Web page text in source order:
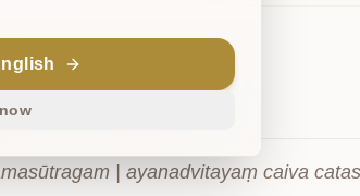
चैव
| ayanadvitayaṃ caiva